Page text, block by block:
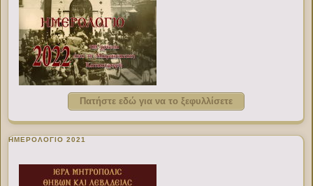
Πατήστε εδώ για να το ξεφυλλίσετε
ΗΜΕΡΟΛΟΓΙΟ 2021